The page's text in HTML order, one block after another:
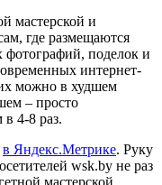
мастерской и
где размещаются
фотографий, поделок и
интернет-
можно в худшем
– просто
в 4-8 раз.
в Яндекс.Метрике. Руку
wsk.by не раз